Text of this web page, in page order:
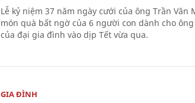
Lễ kỷ niệm 37 năm ngày cưới của ông Trần Văn
món quà bất ngờ của 6 người con dành cho
của đại gia đình vào dịp Tết vừa qua.
GIA ĐÌNH